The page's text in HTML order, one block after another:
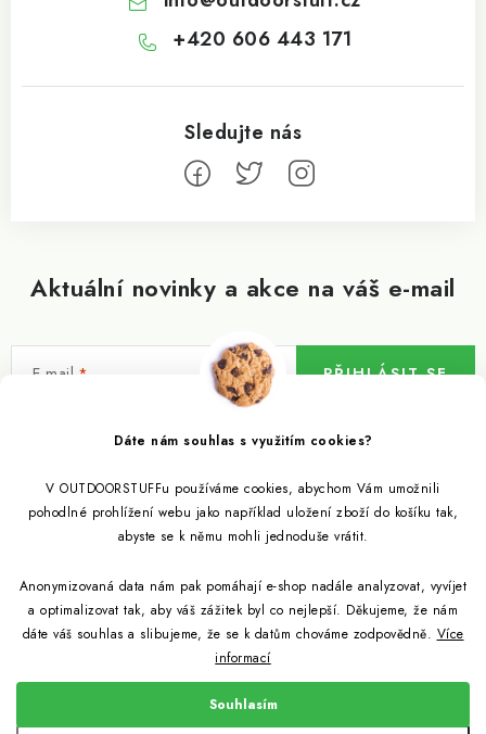
Dáte nám souhlas s využitím cookies?
V OUTDOORSTUFFu používáme cookies, abychom Vám umožnili
pohodlné prohlížení webu jako například uložení zboží do košíku tak,
abyste se k němu mohli jednoduše vrátit.
Anonymizovaná data nám pak pomáhají e-shop nadále analyzovat, vyvíjet
a optimalizovat tak, aby váš zážitek byl co nejlepší. Děkujeme, že nám
dáte váš souhlas a slibujeme, že se k datům chováme zodpovědně. Více
informací
Souhlasím
Aktuální novinky a akce na váš e-mail
E-mail
Vložením e-mailu souhlasíte spodmínkami ochrany osobních údajů
PŘIHLÁSIT SE
+420 606 443 171
Informace pro vás
Outdoor blog
Věrnostní program
Reklamace
Způsob dopravy a platby
Citronela a její účinky
Binchotan a jeho čistící vlastnosti
Outdoor poradna
Udržitelně a s přírodou
Snažíme se co nejlépe jak pro zákazníky, tak pro přírodu